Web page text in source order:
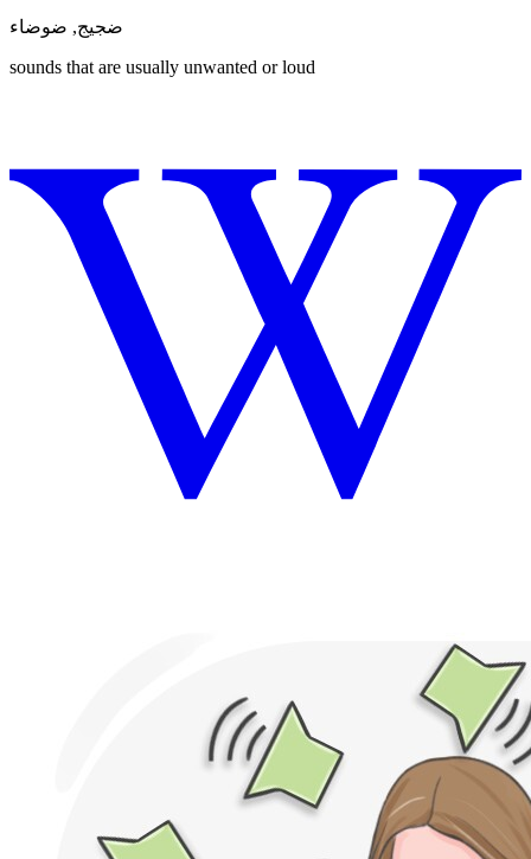
ضجيج, ضوضاء
sounds that are usually unwanted or loud